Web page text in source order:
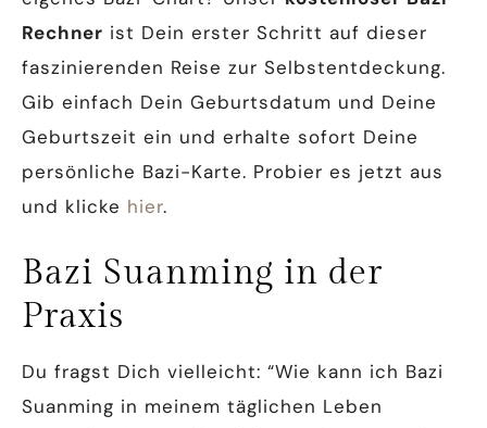
Rechner ist Dein erster Schritt auf dieser
faszinierenden Reise zur Selbstentdeckung.
Gib einfach Dein Geburtsdatum und Deine
Geburtszeit ein und erhalte sofort Deine
persönliche Bazi-Karte. Probier es jetzt aus
und klicke hier.
Bazi Suanming in der
Praxis
Du fragst Dich vielleicht: “Wie kann ich Bazi
Suanming in meinem täglichen Leben